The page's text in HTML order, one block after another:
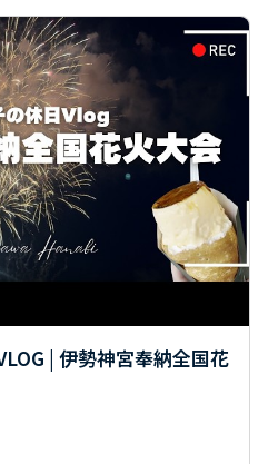
Copilot
QRコード
価制度
SecureOne
UltraStorage
WIndows10
WindowsMail
タブル
インフラ運用
ルス対策
オフィスツアー
ビス
クラウドストレージ
ートガバナンス
サイバー攻撃
| 伊勢神宮奉納全国花